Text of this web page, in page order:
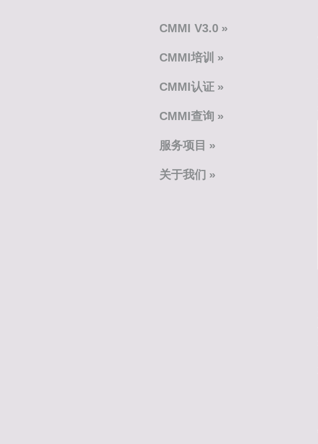
CMMI V3.0
CMMI培训
CMMI认证
CMMI查询
服务项目
关于我们